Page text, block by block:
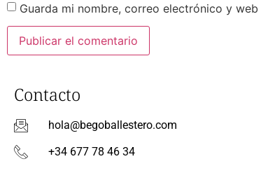
Guarda mi nombre, correo electrónico y
Contacto
hola@begoballestero.com
+34 677 78 46 34